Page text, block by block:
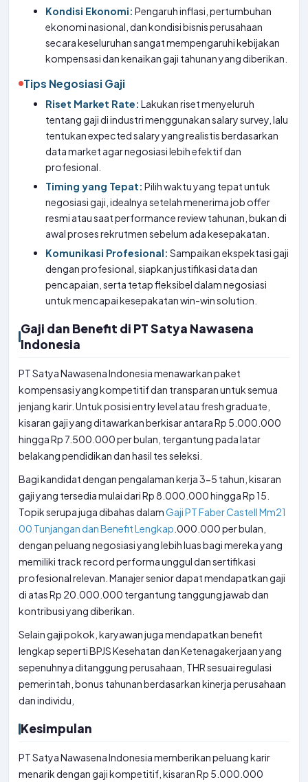
Kondisi Ekonomi: Pengaruh inflasi, pertumbuhan
ekonomi nasional, dan kondisi bisnis perusahaan
secara keseluruhan sangat mempengaruhi kebijakan
kompensasi dan kenaikan gaji tahunan yang diberikan.
Tips Negosiasi Gaji
Riset Market Rate: Lakukan riset menyeluruh
tentang gaji di industri menggunakan salary survey, lalu
tentukan expected salary yang realistis berdasarkan
data market agar negosiasi lebih efektif dan
profesional.
Timing yang Tepat: Pilih waktu yang tepat untuk
negosiasi gaji, idealnya setelah menerima job offer
resmi atau saat performance review tahunan, bukan di
awal proses rekrutmen sebelum ada kesepakatan.
Komunikasi Profesional: Sampaikan ekspektasi gaji
dengan profesional, siapkan justifikasi data dan
pencapaian, serta tetap fleksibel dalam negosiasi
untuk mencapai kesepakatan win-win solution.
Gaji dan Benefit di PT Satya Nawasena
Indonesia
PT Satya Nawasena Indonesia menawarkan paket
kompensasi yang kompetitif dan transparan untuk semua
jenjang karir. Untuk posisi entry level atau fresh graduate,
kisaran gaji yang ditawarkan berkisar antara Rp 5.000.000
hingga Rp 7.500.000 per bulan, tergantung pada latar
belakang pendidikan dan hasil tes seleksi.
Bagi kandidat dengan pengalaman kerja 3-5 tahun, kisaran
gaji yang tersedia mulai dari Rp 8.000.000 hingga Rp 15.
Topik serupa juga dibahas dalamGaji PT Faber Castell Mm21
00 Tunjangan dan Benefit Lengkap .000.000 per bulan,
dengan peluang negosiasi yang lebih luas bagi mereka yang
memiliki track record performa unggul dan sertifikasi
profesional relevan. Manajer senior dapat mendapatkan gaji
di atas Rp 20.000.000 tergantung tanggung jawab dan
kontribusi yang diberikan.
Selain gaji pokok, karyawan juga mendapatkan benefit
lengkap seperti BPJS Kesehatan dan Ketenagakerjaan yang
sepenuhnya ditanggung perusahaan, THR sesuai regulasi
pemerintah, bonus tahunan berdasarkan kinerja perusahaan
dan individu,
Kesimpulan
PT Satya Nawasena Indonesia memberikan peluang karir
menarik dengan gaji kompetitif, kisaran Rp 5.000.000